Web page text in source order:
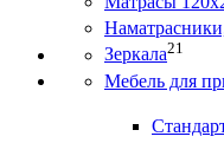
Зеркала21
Мебель для